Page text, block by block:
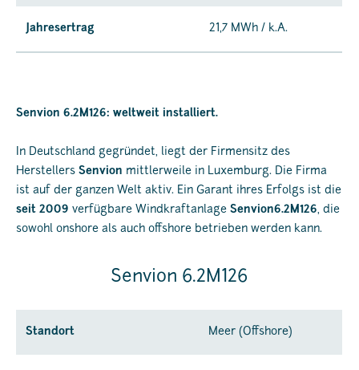
Jahresertrag 21,7 MWh / k.A.
Senvion 6.2M126: weltweit installiert.
In Deutschland gegründet, liegt der Firmensitz des
Herstellers Senvion mittlerweile in Luxemburg. Die Firma
ist auf der ganzen Welt aktiv. Ein Garant ihres Erfolgs ist die
seit 2009 verfügbare Windkraftanlage Senvion6.2M126, die
sowohl onshore als auch offshore betrieben werden kann.
Senvion 6.2M126
Standort Meer (Offshore)